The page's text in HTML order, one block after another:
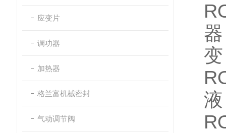
应变片
调功器
加热器
格兰富机械密封
气动调节阀